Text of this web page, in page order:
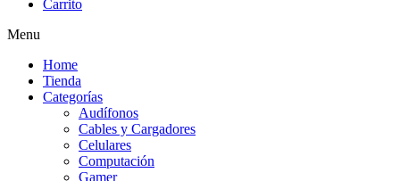
Carrito
Menu
Home
Tienda
Categorías
Audífonos
Cables y Cargadores
Celulares
Computación
Gamer